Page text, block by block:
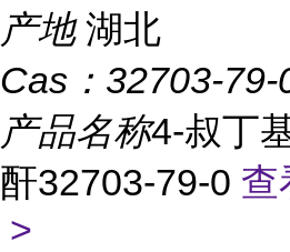
产地 湖北
Cas： 32703-79-
产品名称4-叔丁
酐32703-79-0 查
>